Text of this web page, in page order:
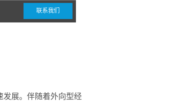
联系我们
发展。伴随着外向型经